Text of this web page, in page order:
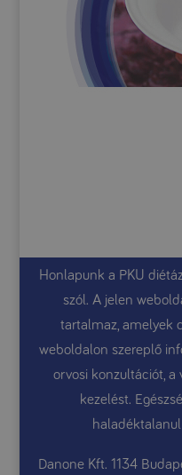
Honlapunk a PKU
szól. A jelen
tartalmaz, amelyek
weboldalon szereplő
orvosi konzultációt, a
kezelést.
Danone Kft. 1134